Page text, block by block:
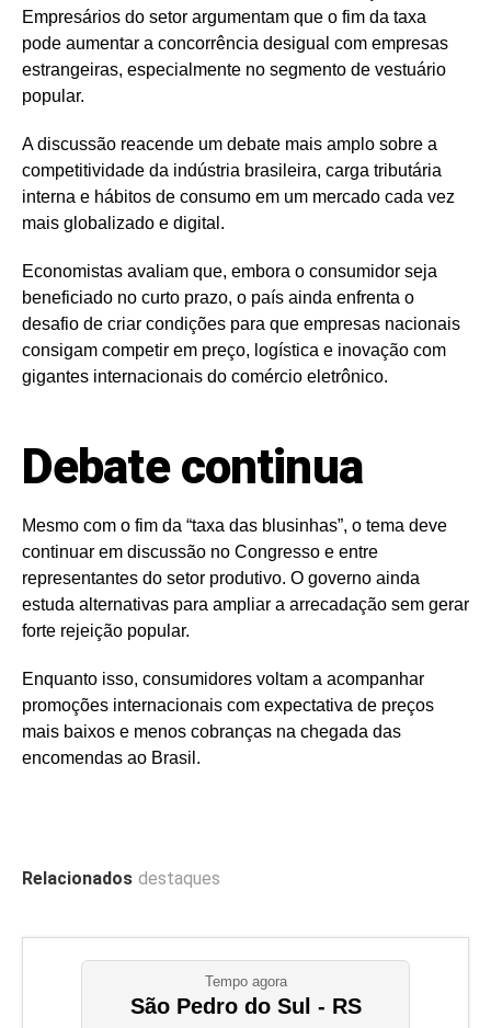
Empresários do setor argumentam que o fim da taxa
pode aumentar a concorrência desigual com empresas
estrangeiras, especialmente no segmento de vestuário
popular.
A discussão reacende um debate mais amplo sobre a
competitividade da indústria brasileira, carga tributária
interna e hábitos de consumo em um mercado cada vez
mais globalizado e digital.
Economistas avaliam que, embora o consumidor seja
beneficiado no curto prazo, o país ainda enfrenta o
desafio de criar condições para que empresas nacionais
consigam competir em preço, logística e inovação com
gigantes internacionais do comércio eletrônico.
Debate continua
Mesmo com o fim da “taxa das blusinhas”, o tema deve
continuar em discussão no Congresso e entre
representantes do setor produtivo. O governo ainda
estuda alternativas para ampliar a arrecadação sem gerar
forte rejeição popular.
Enquanto isso, consumidores voltam a acompanhar
promoções internacionais com expectativa de preços
mais baixos e menos cobranças na chegada das
encomendas ao Brasil.
Relacionados destaques
Tempo agora
São Pedro do Sul - RS